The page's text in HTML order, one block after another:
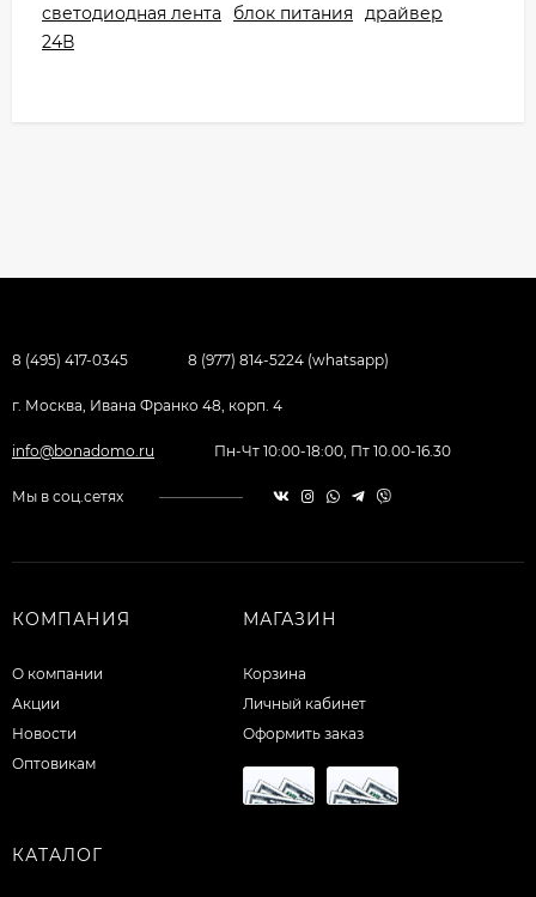
светодиодная лента
блок питания
драйвер
24В
8 (495) 417-0345 8 (977) 814-5224 (whatsapp)
г. Москва, Ивана Франко 48, корп. 4
info@bonadomo.ru Пн-Чт 10:00-18:00, Пт 10.00-16.30
Мы в соц.сетях
КОМПАНИЯ
О компании
Акции
Новости
Оптовикам
МАГАЗИН
Корзина
Личный кабинет
Оформить заказ
КАТАЛОГ